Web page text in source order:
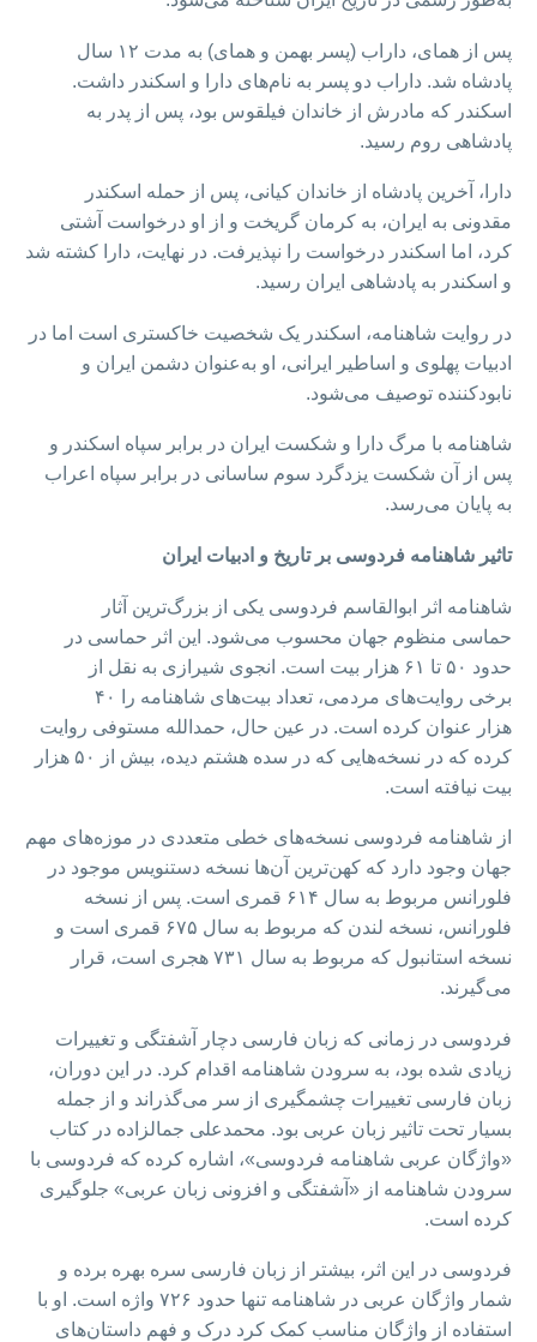
پس از همای، داراب (پسر بهمن و همای) به مدت ۱۲ سال
پادشاه شد. داراب دو پسر به نام‌های دارا و اسکندر داشت.
اسکندر که مادرش از خاندان فیلقوس بود، پس از پدر به
پادشاهی روم رسید.
دارا، آخرین پادشاه از خاندان کیانی، پس از حمله اسکندر
مقدونی به ایران، به کرمان گریخت و از او درخواست آشتی
کرد، اما اسکندر درخواست را نپذیرفت. در نهایت، دارا کشته شد
و اسکندر به پادشاهی ایران رسید.
در روایت شاهنامه، اسکندر یک شخصیت خاکستری است اما در
ادبیات پهلوی و اساطیر ایرانی، او به‌عنوان دشمن ایران و
نابودکننده توصیف می‌شود.
شاهنامه با مرگ دارا و شکست ایران در برابر سپاه اسکندر و
پس از آن شکست یزدگرد سوم ساسانی در برابر سپاه اعراب
به پایان می‌رسد.
تاثیر شاهنامه فردوسی بر تاریخ و ادبیات ایران
شاهنامه اثر ابوالقاسم فردوسی یکی از بزرگ‌ترین آثار
حماسی منظوم جهان محسوب می‌شود. این اثر حماسی در
حدود ۵۰ تا ۶۱ هزار بیت است. انجوی شیرازی به نقل از
برخی روایت‌های مردمی، تعداد بیت‌های شاهنامه را ۴۰
هزار عنوان کرده است. در عین حال، حمدالله مستوفی روایت
کرده که در نسخه‌هایی که در سده هشتم دیده، بیش از ۵۰ هزار
بیت نیافته است.
از شاهنامه فردوسی نسخه‌های خطی متعددی در موزه‌های مهم
جهان وجود دارد که کهن‌ترین آن‌ها نسخه دستنویس موجود در
فلورانس مربوط به سال ۶۱۴ قمری است. پس از نسخه
فلورانس، نسخه لندن که مربوط به سال ۶۷۵ قمری است و
نسخه استانبول که مربوط به سال ۷۳۱ هجری است، قرار
می‌گیرند.
فردوسی در زمانی که زبان فارسی دچار آشفتگی و تغییرات
زیادی شده بود، به سرودن شاهنامه اقدام کرد. در این دوران،
زبان فارسی تغییرات چشمگیری از سر می‌گذراند و از جمله
بسیار تحت تاثیر زبان عربی بود. محمدعلی جمالزاده در کتاب
«واژگان عربی شاهنامه فردوسی»، اشاره کرده که فردوسی با
سرودن شاهنامه از «آشفتگی و افزونی زبان عربی» جلوگیری
کرده است.
فردوسی در این اثر، بیشتر از زبان فارسی سره بهره برده و
شمار واژگان عربی در شاهنامه تنها حدود ۷۲۶ واژه است. او با
استفاده از واژگان مناسب کمک کرد درک و فهم داستان‌های